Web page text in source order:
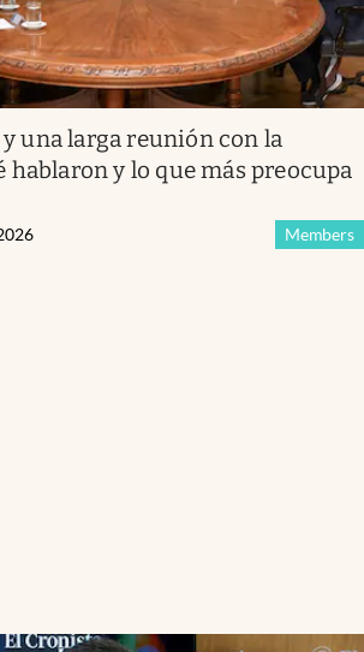
y una larga reunión con la
hablaron y lo que más preocupa
Members